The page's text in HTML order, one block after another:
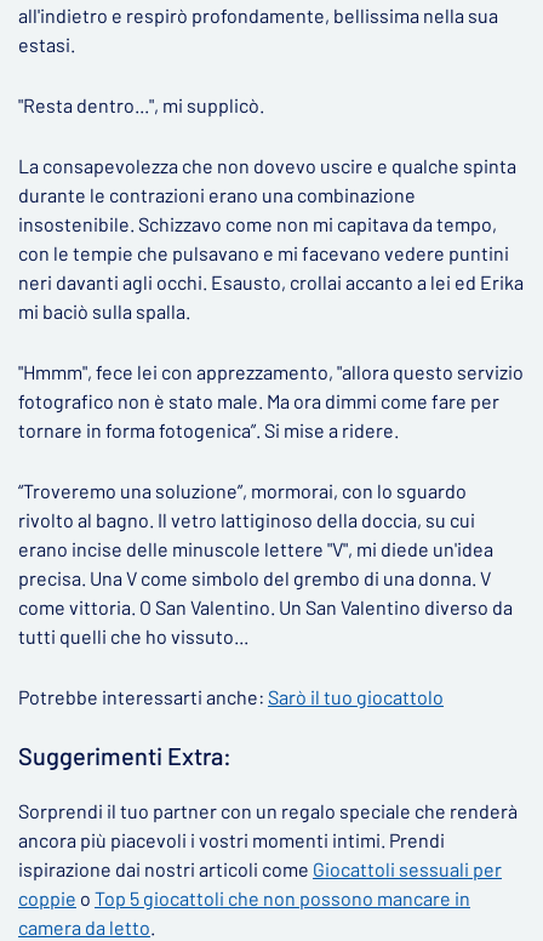
all'indietro e respirò profondamente, bellissima nella sua
estasi.
"Resta dentro...", mi supplicò.
La consapevolezza che non dovevo uscire e qualche spinta
durante le contrazioni erano una combinazione
insostenibile. Schizzavo come non mi capitava da tempo,
con le tempie che pulsavano e mi facevano vedere puntini
neri davanti agli occhi. Esausto, crollai accanto a lei ed Erika
mi baciò sulla spalla.
"Hmmm", fece lei con apprezzamento, "allora questo servizio
fotografico non è stato male. Ma ora dimmi come fare per
tornare in forma fotogenica”. Si mise a ridere.
“Troveremo una soluzione”, mormorai, con lo sguardo
rivolto al bagno. Il vetro lattiginoso della doccia, su cui
erano incise delle minuscole lettere "V", mi diede un'idea
precisa. Una V come simbolo del grembo di una donna. V
come vittoria. O San Valentino. Un San Valentino diverso da
tutti quelli che ho vissuto...
Potrebbe interessarti anche: Sarò il tuo giocattolo
Suggerimenti Extra:
Sorprendi il tuo partner con un regalo speciale che renderà
ancora più piacevoli i vostri momenti intimi. Prendi
ispirazione dai nostri articoli come Giocattoli sessuali per
coppie o Top 5 giocattoli che non possono mancare in
camera da letto.